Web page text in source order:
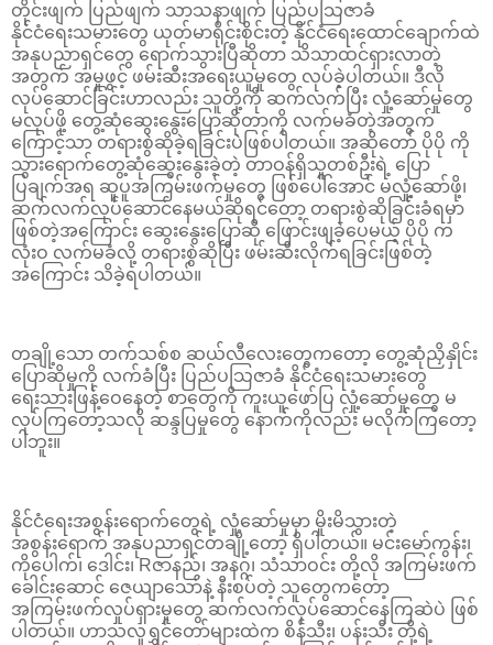
တိုင်းဖျက် ပြည်ဖျက် သာသနာဖျက် ပြည်ပသြဇာခံ
နိုင်ငံရေးသမားတွေ ယုတ်မာရိုင်းစိုင်းတဲ့ နိုင်ငံရေးထောင်ချောက်ထဲ
အနုပညာရှင်တွေ ရောက်သွားပြီဆိုတာ သိသာထင်ရှားလာတဲ့
အတွက် အမှုဖွင့် ဖမ်းဆီးအရေးယူမှုတွေ လုပ်ခဲ့ပါတယ်။ ဒီလို
လုပ်ဆောင်ခြင်းဟာလည်း သူတို့ကို ဆက်လက်ပြီး လှုံ့ဆော်မှုတွေ
မလုပ်ဖို့ တွေ့ဆုံဆွေးနွေးပြောဆိုတာကို လက်မခံတဲ့အတွက်
ကြောင့်သာ တရားစွဲဆိုခဲ့ရခြင်းပဲဖြစ်ပါတယ်။ အဆိုတော် ပိုပို ကို
သွားရောက်တွေ့ဆုံဆွေးနွေးခဲ့တဲ့ တာဝန်ရှိသူတစ်ဦးရဲ့ ပြော
ပြချက်အရ ဆူပူအကြမ်းဖက်မှုတွေ ဖြစ်ပေါ်အောင် မလှုံ့ဆော်ဖို့၊
ဆက်လက်လုပ်ဆောင်နေမယ်ဆိုရင်တော့ တရားစွဲဆိုခြင်းခံရမှာ
ဖြစ်တဲ့အကြောင်း ဆွေးနွေးပြောဆို ဖြောင်းဖျခဲ့ပေမယ့် ပိုပို က
လုံးဝ လက်မခံလို့ တရားစွဲဆိုပြီး ဖမ်းဆီးလိုက်ရခြင်းဖြစ်တဲ့
အကြောင်း သိခဲ့ရပါတယ်။
တချို့သော တက်သစ်စ ဆယ်လီလေးတွေကတော့ တွေ့ဆုံညှိနှိုင်း
ပြောဆိုမှုကို လက်ခံပြီး ပြည်ပသြဇာခံ နိုင်ငံရေးသမားတွေ
ရေးသားဖြန့်ဝေနေတဲ့ စာတွေကို ကူးယူဖော်ပြ လှုံ့ဆော်မှုတွေ မ
လုပ်ကြတော့သလို ဆန္ဒပြမှုတွေ နောက်ကိုလည်း မလိုက်ကြတော့
ပါဘူး။
နိုင်ငံရေးအစွန်းရောက်တွေရဲ့ လှုံ့ဆော်မှုမှာ မှိုးမိသွားတဲ့
အစွန်းရောက် အနုပညာရှင်တချို့တော့ ရှိပါတယ်။ မင်းမော်ကွန်း၊
ကိုပေါက်၊ ဒေါင်း၊ Rဇာနည်၊ အနဂ္ဂ၊ သံသာဝင်း တို့လို အကြမ်းဖက်
ခေါင်းဆောင် ဇေယျာသော်နဲ့ နီးစပ်တဲ့ သူတွေကတော့
အကြမ်းဖက်လှုပ်ရှားမှုတွေ ဆက်လက်လုပ်ဆောင်နေကြဆဲပဲ ဖြစ်
ပါတယ်။ ဟာသလူရွှင်တော်များထဲက စိန်သီး၊ ပန်းသီး တို့ရဲ့